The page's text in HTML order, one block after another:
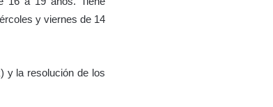
y viernes de 14
y la resolución de los